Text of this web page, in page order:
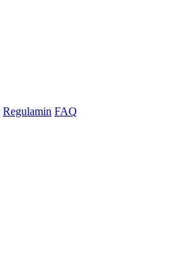
Regulamin FAQ